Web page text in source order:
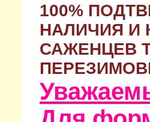
100%
НАЛИЧИЯ И
САЖЕНЦЕВ